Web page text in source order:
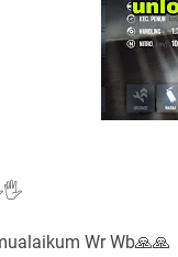
Wr Wb🙏🙏